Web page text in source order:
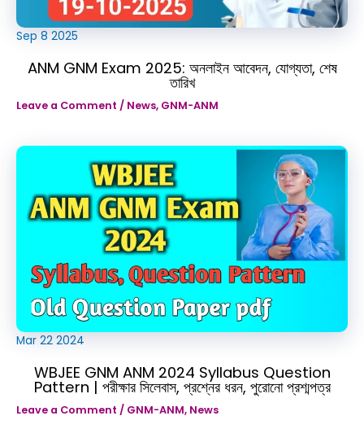
Sep 8 2025
ANM GNM Exam 2025: অনলাইন আবেদন, যোগ্যতা, শেষ
তারিখ
Leave a Comment / News, GNM-ANM
Mar 22 2024
WBJEE GNM ANM 2024 Syllabus Question
Pattern | পরীক্ষার সিলেবাস, প্রশ্নের ধরন, পুরোনো প্রশ্মপত্র
Leave a Comment / GNM-ANM, News